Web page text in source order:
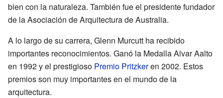
bien con la naturaleza. También fue el presidente fundador
de la Asociación de Arquitectura de Australia.
A lo largo de su carrera, Glenn Murcutt ha recibido
importantes reconocimientos. Ganó la Medalla Alvar Aalto
en 1992 y el prestigioso Premio Pritzkeren 2002. Estos
premios son muy importantes en el mundo de la
arquitectura.